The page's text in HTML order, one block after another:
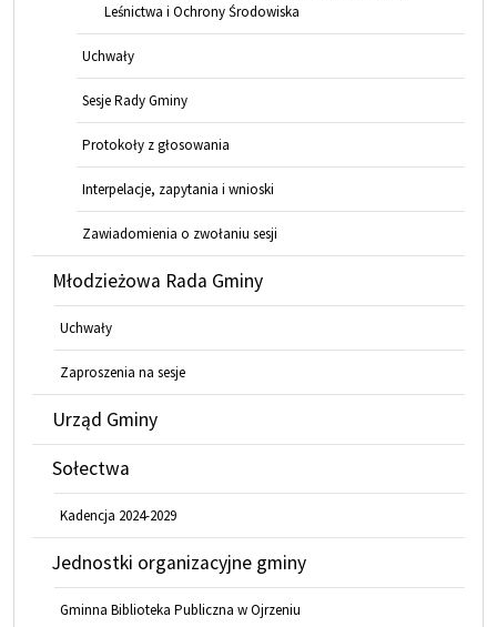
Leśnictwa i Ochrony Środowiska
Uchwały
Sesje Rady Gminy
Protokoły z głosowania
Interpelacje, zapytania i wnioski
Zawiadomienia o zwołaniu sesji
Młodzieżowa Rada Gminy
Uchwały
Zaproszenia na sesje
Urząd Gminy
Sołectwa
Kadencja 2024-2029
Jednostki organizacyjne gminy
Gminna Biblioteka Publiczna w Ojrzeniu